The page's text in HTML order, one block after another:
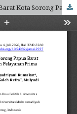
Pendampingan Aparatur Distrik Sorong Barat Kota Sorong Papua Barat Daya dalam Peningkatan Kinerja untuk Mewujudkan Pelayanan Prima